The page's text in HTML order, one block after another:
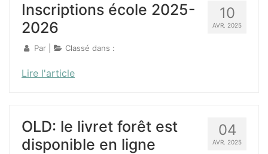
10
AVR. 2025
Inscriptions école 2025-
2026
Par Classé dans :
Lire l'article
04
AVR. 2025
OLD: le livret forêt est
disponible en ligne